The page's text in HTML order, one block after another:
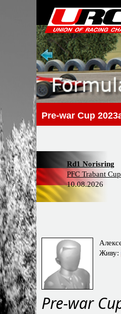
Pre-war Cup
Rd1 Norisring
PFC Trabant Cup
10.08.2026
Живу:
Pre-war